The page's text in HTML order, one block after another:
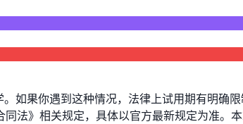
如果你遇到这种情况，法律上试用期有明确
法》相关规定，具体以官方最新规定为准。